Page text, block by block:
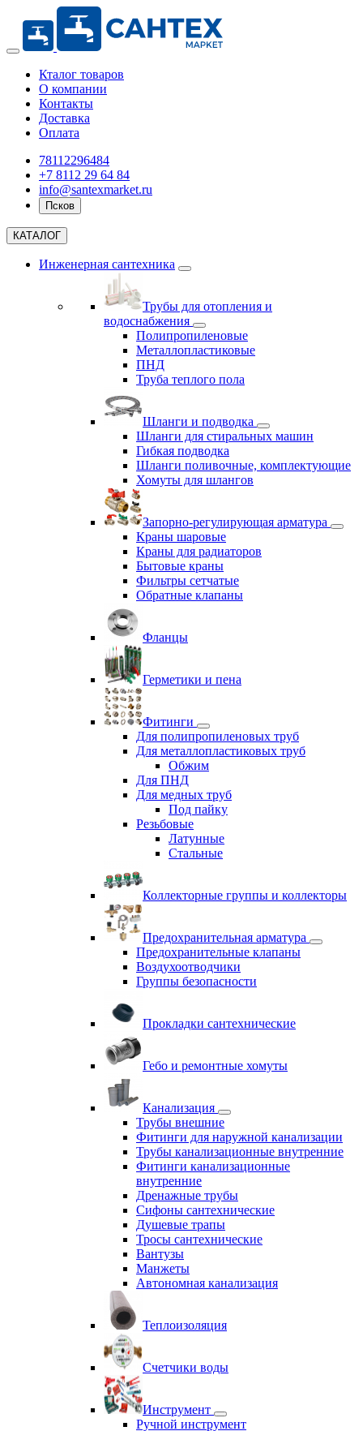
Кталог товаров
О компании
Контакты
Доставка
Оплата
78112296484
+7 8112 29 64 84
info@santexmarket.ru
Псков
КАТАЛОГ
Инженерная сантехника
Трубы для отопления и
водоснабжения
Полипропиленовые
Металлопластиковые
ПНД
Труба теплого пола
Шланги и подводка
Шланги для стиральных машин
Гибкая подводка
Шланги поливочные, комплектующие
Хомуты для шлангов
Запорно-регулирующая арматура
Краны шаровые
Краны для радиаторов
Бытовые краны
Фильтры сетчатые
Обратные клапаны
Фланцы
Герметики и пена
Фитинги
Для полипропиленовых труб
Для металлопластиковых труб
Обжим
Для ПНД
Для медных труб
Под пайку
Резьбовые
Латунные
Cтальные
Коллекторные группы и коллекторы
Предохранительная арматура
Предохранительные клапаны
Воздухоотводчики
Группы безопасности
Прокладки сантехнические
Гебо и ремонтные хомуты
Канализация
Трубы внешние
Фитинги для наружной канализации
Трубы канализационные внутренние
Фитинги канализационные
внутренние
Дренажные трубы
Сифоны сантехнические
Душевые трапы
Тросы сантехнические
Вантузы
Манжеты
Автономная канализация
Теплоизоляция
Счетчики воды
Инструмент
Ручной инструмент